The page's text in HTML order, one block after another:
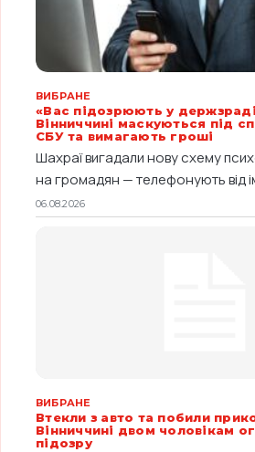
ВИБРАНЕ
«Вас підозрюють у
Вінниччині маскуються під
СБУ та вимагають гроші
Шахраї вигадали нову схему
на громадян — телефонують від
06.08.2026
ВИБРАНЕ
Втекли з авто та побили
Вінниччині двом чоловікам
підозру